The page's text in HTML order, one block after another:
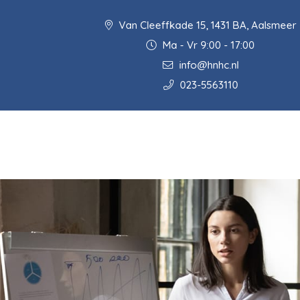
Van Cleeffkade 15, 1431 BA, Aalsmeer
Ma - Vr 9:00 - 17:00
info@hnhc.nl
023-5563110